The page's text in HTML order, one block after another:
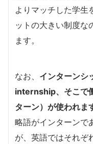
よりマッチした学生
ットの大きい制度な
ます。
なお、 インターンシ
internship、そこで
ターン）が使われま
略語がインターンで
が、英語ではそれぞ